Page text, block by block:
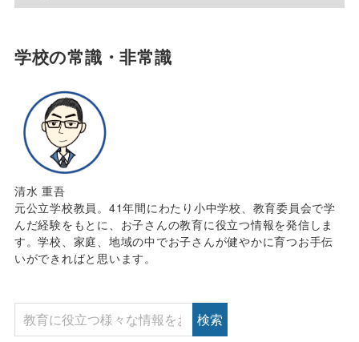
学校の常識・非常識
清水 重吾
元公立学校教員。41年間にわたり小中学校、教育委員会で学
んだ経験をもとに、お子さんの教育に役立つ情報を発信しま
す。学校、家庭、地域の中でお子さんが健やかに育つお手伝
いができればと思います。
検索